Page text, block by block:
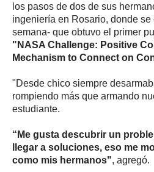
los pasos de dos de sus
ingeniería en Rosario, donde se
semana- que obtuvo el primer
"NASA Challenge: Positive
Mechanism to Connect on
"Desde chico siempre
rompiendo más que armando
estudiante.
“Me gusta descubrir un
llegar a soluciones, eso me
como mis hermanos", agregó.